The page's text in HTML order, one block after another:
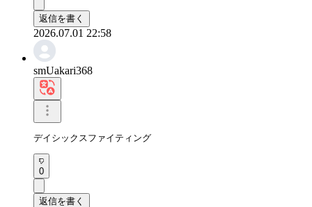
返信を書く
2026.07.01 22:58
smUakari368
デイシックスファイティング
0
返信を書く